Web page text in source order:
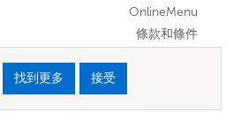
OnlineMenu
條款和條件
找到更多 接受